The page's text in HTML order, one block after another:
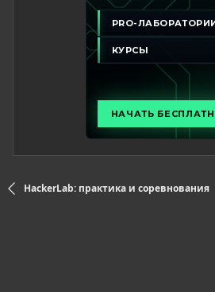
HackerLab: практика и соревнования